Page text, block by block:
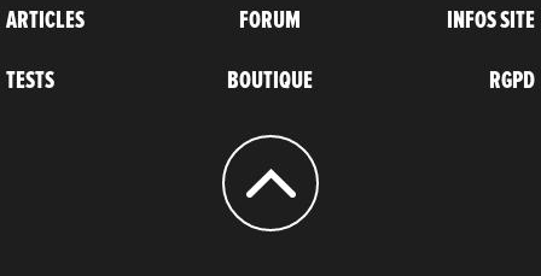
ARTICLES
TESTS
FORUM
BOUTIQUE
INFOS SITE
RGPD